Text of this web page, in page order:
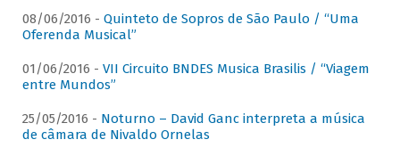
08/06/2016 - Quinteto de Sopros de São Paulo / “Uma
Oferenda Musical”
01/06/2016 - VII Circuito BNDES Musica Brasilis / “Viagem
entre Mundos”
25/05/2016 - Noturno – David Ganc interpreta a música
de câmara de Nivaldo Ornelas